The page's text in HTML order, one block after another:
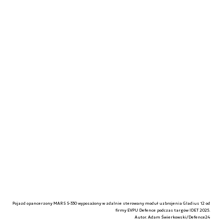
Pojazd opancerzony MARS S-330 wyposażony w zdalnie sterowany moduł uzbrojenia Gladius 12 od
firmy EVPU Defence podczas targów IDET 2025.
Autor. Adam Świerkowski/Defence24